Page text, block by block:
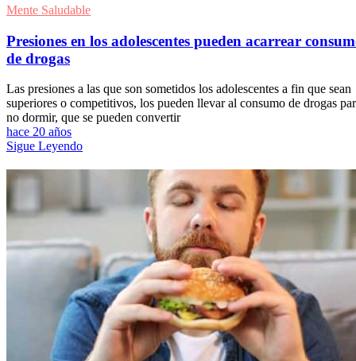
Mente Saludable
Presiones en los adolescentes pueden acarrear
de drogas
Las presiones a las que son sometidos los adolescentes a fin que sean
superiores o competitivos, los pueden llevar al consumo de drogas
no dormir, que se pueden convertir
hace 20 años
Sigue Leyendo